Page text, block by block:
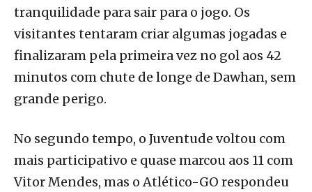
tranquilidade para sair para o jogo. Os
visitantes tentaram criar algumas jogadas e
finalizaram pela primeira vez no gol aos 42
minutos com chute de longe de Dawhan, sem
grande perigo.
No segundo tempo, o Juventude voltou com
mais participativo e quase marcou aos 11 com
Vitor Mendes, mas o Atlético-GO respondeu